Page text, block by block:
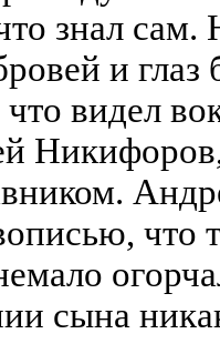
знал
и
что видел
что
сына